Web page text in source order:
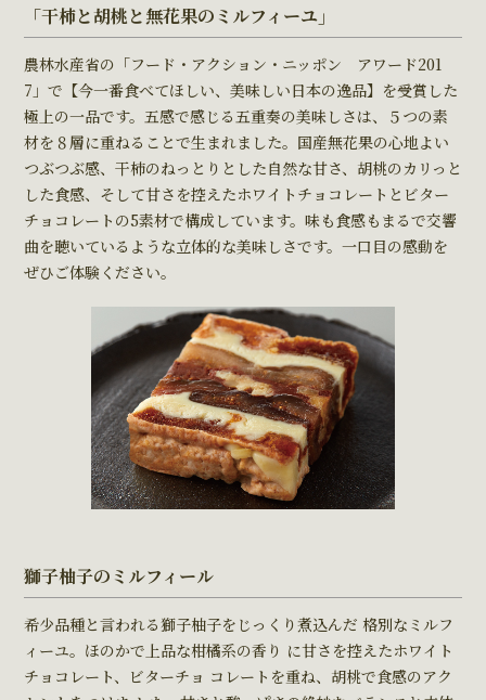
「干柿と胡桃と無花果のミルフィーユ」
農林水産省の「フード・アクション・ニッポン アワード201
7」で【今一番食べてほしい、美味しい日本の逸品】を受賞した
極上の一品です。五感で感じる五重奏の美味しさは、５つの素
材を８層に重ねることで生まれました。国産無花果の心地よい
つぶつぶ感、干柿のねっとりとした自然な甘さ、胡桃のカリっと
した食感、そして甘さを控えたホワイトチョコレートとビター
チョコレートの5素材で構成しています。味も食感もまるで交響
曲を聴いているような立体的な美味しさです。一口目の感動を
ぜひご体験ください。
獅⼦柚⼦のミルフィール
希少品種と⾔われる獅⼦柚⼦をじっくり煮込んだ 格別なミルフ
ィーユ。ほのかで上品な柑橘系の⾹り に⽢さを控えたホワイト
チョコレート、ビターチョ コレートを重ね、胡桃で⾷感のアク